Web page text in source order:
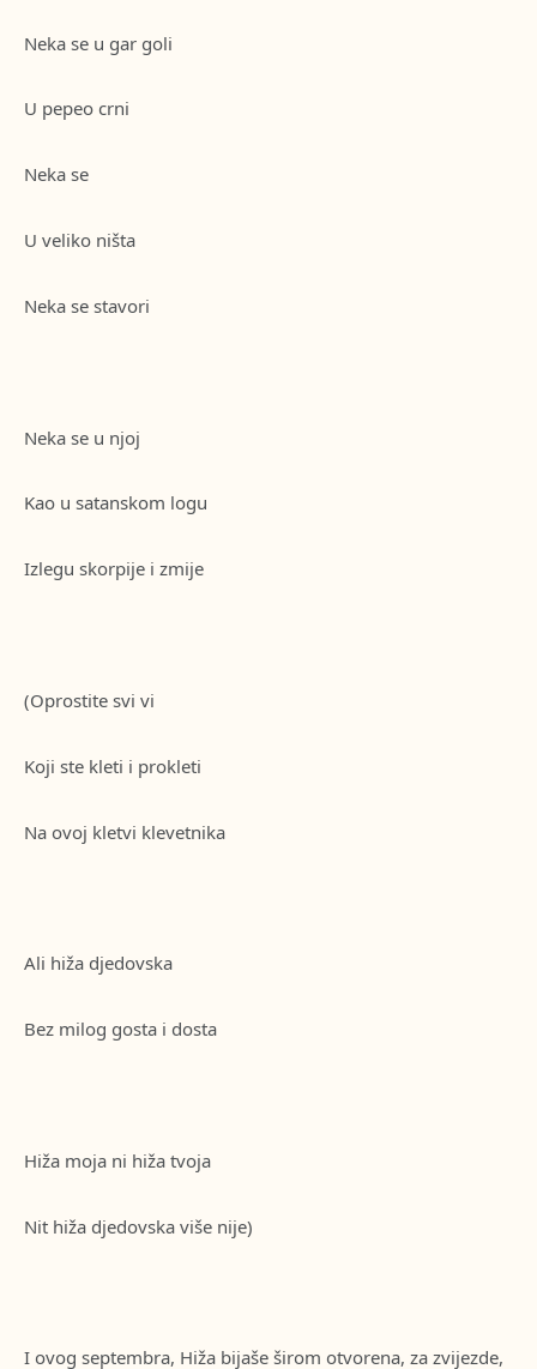
Neka se u gar goli
U pepeo crni
Neka se
U veliko ništa
Neka se stavori
Neka se u njoj
Kao u satanskom logu
Izlegu skorpije i zmije
(Oprostite svi vi
Koji ste kleti i prokleti
Na ovoj kletvi klevetnika
Ali hiža djedovska
Bez milog gosta i dosta
Hiža moja ni hiža tvoja
Nit hiža djedovska više nije)
I ovog septembra, Hiža bijaše širom otvorena, za zvijezde,